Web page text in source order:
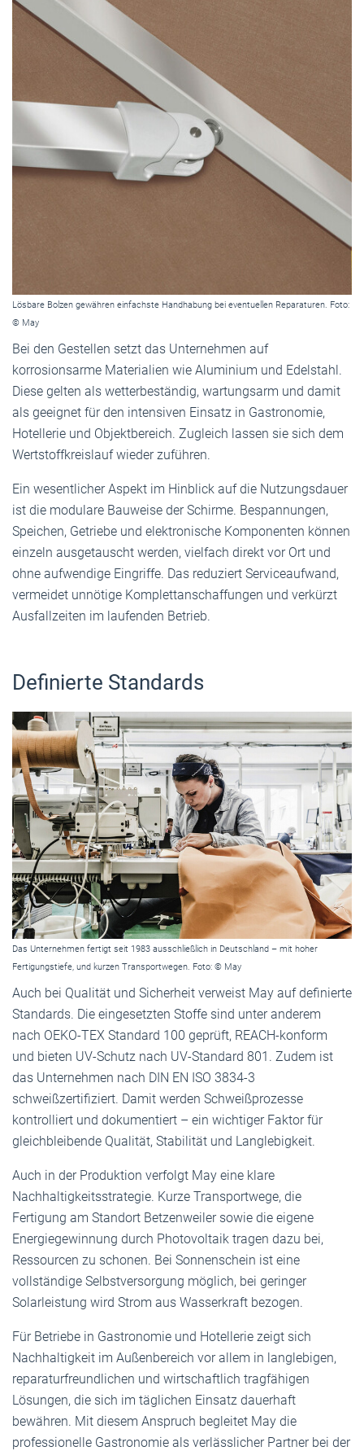
Lösbare Bolzen gewähren einfachste Handhabung bei eventuellen Reparaturen. Foto:
© May
Bei den Gestellen setzt das Unternehmen auf
korrosionsarme Materialien wie Aluminium und Edelstahl.
Diese gelten als wetterbeständig, wartungsarm und damit
als geeignet für den intensiven Einsatz in Gastronomie,
Hotellerie und Objektbereich. Zugleich lassen sie sich dem
Wertstoffkreislauf wieder zuführen.
Ein wesentlicher Aspekt im Hinblick auf die Nutzungsdauer
ist die modulare Bauweise der Schirme. Bespannungen,
Speichen, Getriebe und elektronische Komponenten können
einzeln ausgetauscht werden, vielfach direkt vor Ort und
ohne aufwendige Eingriffe. Das reduziert Serviceaufwand,
vermeidet unnötige Komplettanschaffungen und verkürzt
Ausfallzeiten im laufenden Betrieb.
Definierte Standards
Das Unternehmen fertigt seit 1983 ausschließlich in Deutschland – mit hoher
Fertigungstiefe, und kurzen Transportwegen. Foto: © May
Auch bei Qualität und Sicherheit verweist May auf definierte
Standards. Die eingesetzten Stoffe sind unter anderem
nach OEKO-TEX Standard 100 geprüft, REACH-konform
und bieten UV-Schutz nach UV-Standard 801. Zudem ist
das Unternehmen nach DIN EN ISO 3834-3
schweißzertifiziert. Damit werden Schweißprozesse
kontrolliert und dokumentiert – ein wichtiger Faktor für
gleichbleibende Qualität, Stabilität und Langlebigkeit.
Auch in der Produktion verfolgt May eine klare
Nachhaltigkeitsstrategie. Kurze Transportwege, die
Fertigung am Standort Betzenweiler sowie die eigene
Energiegewinnung durch Photovoltaik tragen dazu bei,
Ressourcen zu schonen. Bei Sonnenschein ist eine
vollständige Selbstversorgung möglich, bei geringer
Solarleistung wird Strom aus Wasserkraft bezogen.
Für Betriebe in Gastronomie und Hotellerie zeigt sich
Nachhaltigkeit im Außenbereich vor allem in langlebigen,
reparaturfreundlichen und wirtschaftlich tragfähigen
Lösungen, die sich im täglichen Einsatz dauerhaft
bewähren. Mit diesem Anspruch begleitet May die
professionelle Gastronomie als verlässlicher Partner bei der